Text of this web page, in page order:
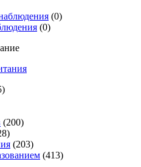
(0)
(0)
(200)
(203)
(413)